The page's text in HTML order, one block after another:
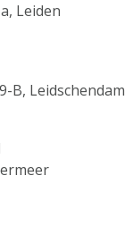
Leiden
B, Leidschendam